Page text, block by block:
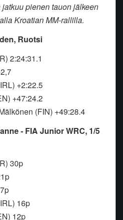
pienen tauon jälkeen
Kroatian MM-rallilla.
Ruotsi
2:24:31.1
+2:22.5
+47:24.2
(FIN) +49:28.4
- FIA Junior WRC, 1/5
30p
16p
12p